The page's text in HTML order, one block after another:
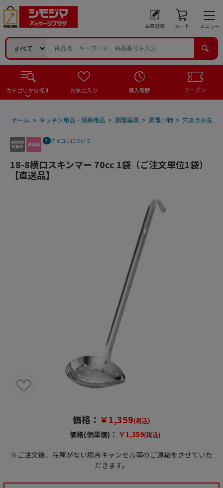
会員登録 カート メニュー
カテゴリから探す お気に入り 購入履歴 クーポン
ホーム > キッチン用品・厨房用品 > 調理器具 > 調理小物 > 穴あきお玉
アイコンについて
18-8横口スキンマー 70cc 1袋（ご注文単位1袋）
【直送品】
価格： ￥1,359(税込)
価格(個単価)： ￥1,359(税込)
※ご注文後、在庫がない場合キャンセル等のご連絡をさせていた
だきます。